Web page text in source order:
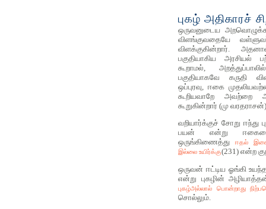
புகழ் அதிகாரச்
ஒருவனுடைய
விளங்குவதையே
விளக்குகின்றார்.
பகுதியாகிய அரசியல்
கூறாமல்,
பகுதியாகவே கருதி
ஒப்புரவு, ஈகை
கூறியவாறே அவற்றை
கூறுகின்றார் (மு
வறியார்க்குச் சோறு
பயன் என்று
ஒருங்கிணைத்துஈதல்
இல்லை உயிர்க்கு(231) என்ற
ஒருவன் ஈட்டிய ஓங்கி உயந்த
என்று புகழின்
புகழ்அல்லால் பொன்றாது
சொல்லும்.